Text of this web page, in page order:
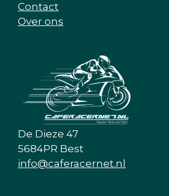
Contact
Over ons
De Dieze 47
5684PR Best
info@caferacernet.nl